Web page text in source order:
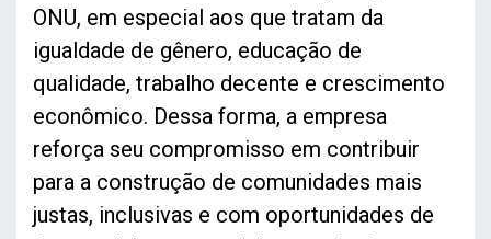
ONU, em especial aos que tratam da
igualdade de gênero, educação de
qualidade, trabalho decente e crescimento
econômico. Dessa forma, a empresa
reforça seu compromisso em contribuir
para a construção de comunidades mais
justas, inclusivas e com oportunidades de